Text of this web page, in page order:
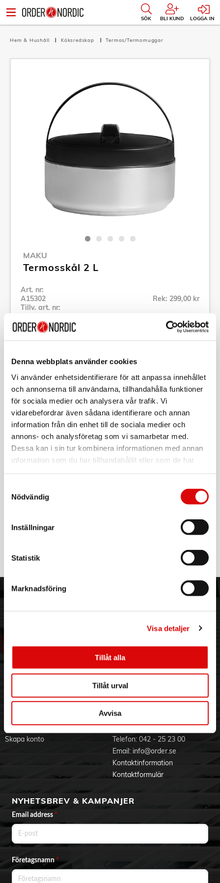
Denna webbplats använder cookies
Vi använder enhetsidentifierare för att anpassa innehållet
och annonserna till användarna, tillhandahålla funktioner
för sociala medier och analysera vår trafik. Vi
vidarebefordrar även sådana identifierare och annan
information från din enhet till de sociala medier och
annons- och analysföretag som vi samarbetar med.
Dessa kan i sin tur kombinera informationen med annan
information som du har tillhandahållit eller som de har
Nödvändig
Inställningar
Statistik
Marknadsföring
Visa detaljer
Tillåt alla
Tillåt urval
Avvisa
SÖK BLI KUND LOGGA IN
Hem & Hushåll Köksredskap Termos/Termomuggar
MAKU
Termosskål 2 L
Art. nr:
A15302
Tillv. art. nr:
Rek: 299,00 kr
Se alla produkter inom Maku
Specifikation
Beskrivning
Art. nr:A15302
Tillv. art. nr:624463
EAN-kod:
6410416244631
En praktisk termosskål som håller maten varm eller kall i flera
timmar.
Kapacitet: 2 liter.
Läs mer
Jobba hos oss
Varumärken
Vanliga frågor
Godsefterlysning & Felleverans
Integritetspolicy
Om cookies
BLI KUND
Skapa konto
KONTAKTA OSS
Telefon: 042 - 25 23 00
Email: info@order.se
Kontaktinformation
Kontaktformulär
NYHETSBREV & KAMPANJER
Email address *
Företagsnamn*